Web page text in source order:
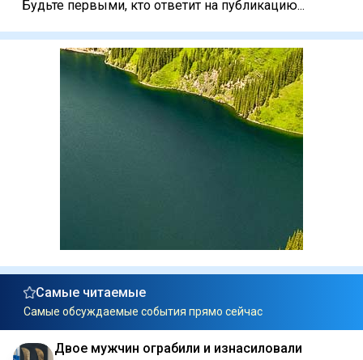
Будьте первыми, кто ответит на публикацию...
Самые читаемые
Самые обсуждаемые события прямо сейчас
Двое мужчин ограбили и изнасиловали